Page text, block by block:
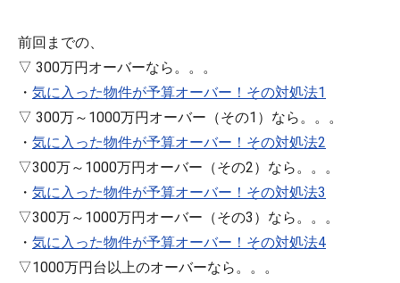
前回までの、
▽ 300万円オーバーなら。。。
・ 気に入った物件が予算オーバー！その対処法1
▽ 300万～1000万円オーバー（その1）なら。。。
・ 気に入った物件が予算オーバー！その対処法2
▽300万～1000万円オーバー（その2）なら。。。
・ 気に入った物件が予算オーバー！その対処法3
▽300万～1000万円オーバー（その3）なら。。。
・ 気に入った物件が予算オーバー！その対処法4
▽1000万円台以上のオーバーなら。。。